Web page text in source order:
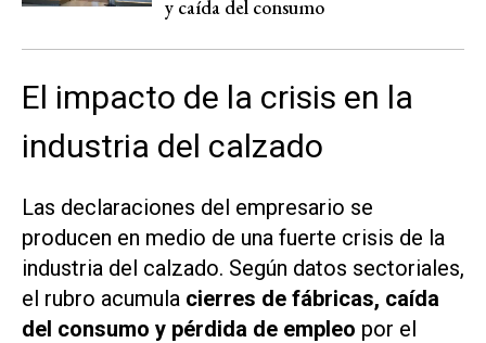
y caída del consumo
El impacto de la crisis en la
industria del calzado
Las declaraciones del empresario se
producen en medio de una fuerte crisis de la
industria del calzado. Según datos sectoriales,
el rubro acumula cierres de fábricas, caída
del consumo y pérdida de empleo por el